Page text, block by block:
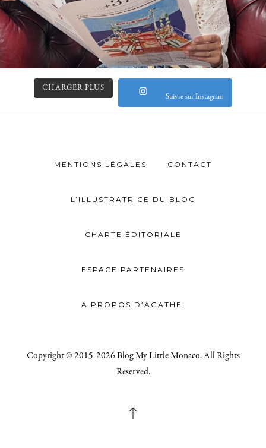
CHARGER PLUS
Suivre sur Instagram
MENTIONS LÉGALES CONTACT
L’ILLUSTRATRICE DU BLOG
CHARTE ÉDITORIALE
ESPACE PARTENAIRES
A PROPOS D’AGATHE!
Copyright © 2015-2026 Blog My Little Monaco. All Rights
Reserved.